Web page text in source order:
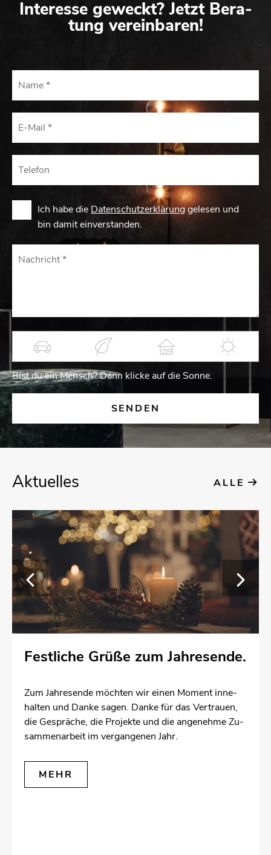
In­ter­es­se ge­weckt? Jetzt Be­ra­
tung ver­ein­ba­ren!
Ich habe die Datenschutzerklärunggelesen und
bin damit einverstanden.
Bist du ein Mensch? Dann kli­cke auf die Sonne.
Ak­tu­el­les ALLE
Fest­li­che Grüße zum Jah­res­en­de.
Zum Jah­res­en­de möch­ten wir einen Mo­ment in­ne­
hal­ten und Danke sagen. Danke für das Ver­trau­en,
die Ge­sprä­che, die Pro­jek­te und die an­ge­neh­me Zu­
sam­men­ar­beit im ver­gan­ge­nen Jahr.
MEHR